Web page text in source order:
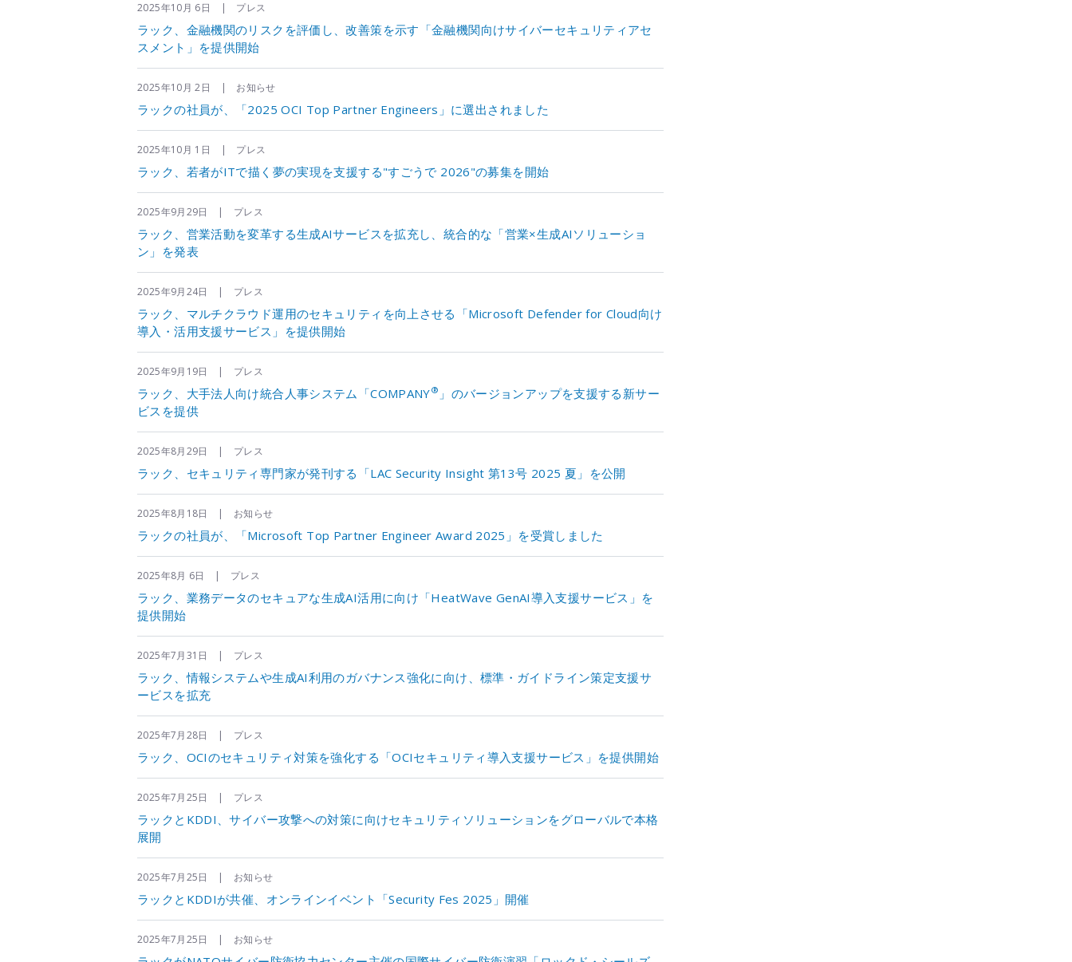
2025年10月 6日 | プレス
ラック、金融機関のリスクを評価し、改善策を示す「金融機関向けサイバーセキュリティアセ
スメント」を提供開始
2025年10月 2日 | お知らせ
ラックの社員が、「2025 OCI Top Partner Engineers」に選出されました
2025年10月 1日 | プレス
ラック、若者がITで描く夢の実現を支援する"すごうで 2026"の募集を開始
2025年9月29日 | プレス
ラック、営業活動を変革する生成AIサービスを拡充し、統合的な「営業×生成AIソリューショ
ン」を発表
2025年9月24日 | プレス
ラック、マルチクラウド運用のセキュリティを向上させる「Microsoft Defender for Cloud向け
導入・活用支援サービス」を提供開始
2025年9月19日 | プレス
ラック、大手法人向け統合人事システム「COMPANY® 」のバージョンアップを支援する新サー
ビスを提供
2025年8月29日 | プレス
ラック、セキュリティ専門家が発刊する「LAC Security Insight 第13号 2025 夏」を公開
2025年8月18日 | お知らせ
ラックの社員が、「Microsoft Top Partner Engineer Award 2025」を受賞しました
2025年8月 6日 | プレス
ラック、業務データのセキュアな生成AI活用に向け「HeatWave GenAI導入支援サービス」を
提供開始
2025年7月31日 | プレス
ラック、情報システムや生成AI利用のガバナンス強化に向け、標準・ガイドライン策定支援サ
ービスを拡充
2025年7月28日 | プレス
ラック、OCIのセキュリティ対策を強化する「OCIセキュリティ導入支援サービス」を提供開始
2025年7月25日 | プレス
ラックとKDDI、サイバー攻撃への対策に向けセキュリティソリューションをグローバルで本格
展開
2025年7月25日 | お知らせ
ラックとKDDIが共催、オンラインイベント「Security Fes 2025」開催
2025年7月25日 | お知らせ